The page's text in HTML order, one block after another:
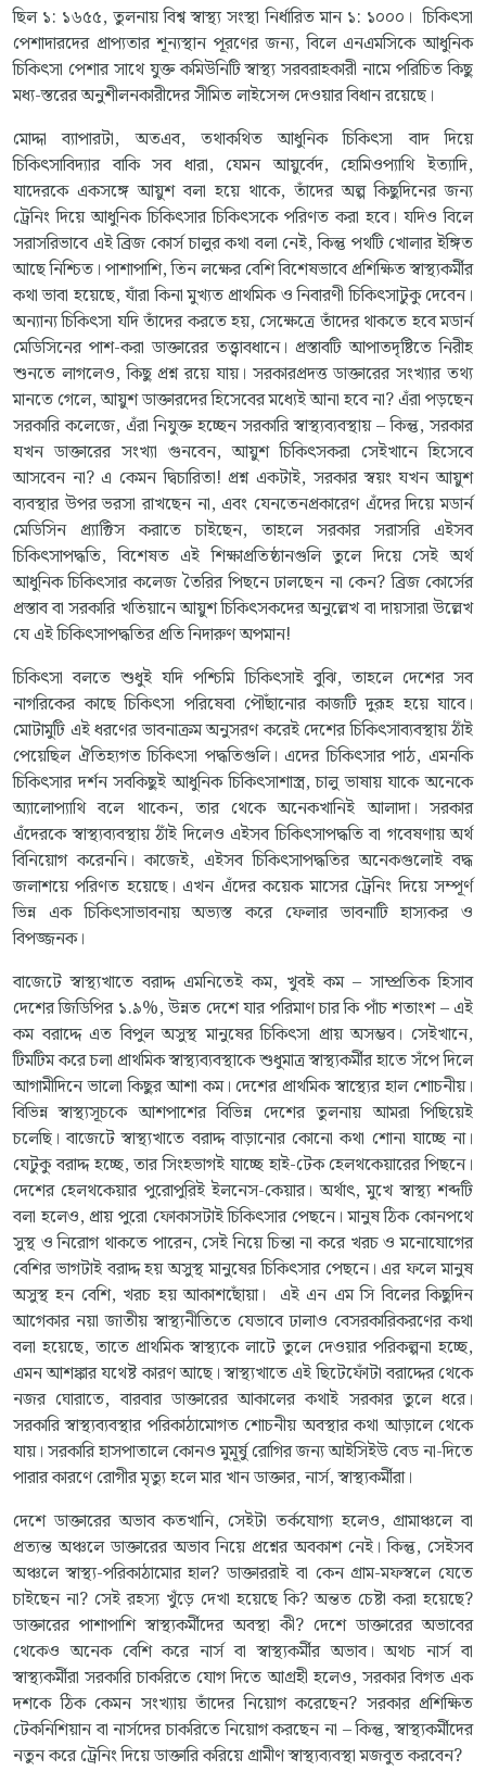
ছিল ১: ১৬৫৫, তুলনায় বিশ্ব স্বাস্থ্য সংস্থা নির্ধারিত মান ১: ১০০০। চিকিৎসা
পেশাদারদের প্রাপ্যতার শূন্যস্থান পূরণের জন্য, বিলে এনএমসিকে আধুনিক
চিকিৎসা পেশার সাথে যুক্ত কমিউনিটি স্বাস্থ্য সরবরাহকারী নামে পরিচিত কিছু
মধ্য-স্তরের অনুশীলনকারীদের সীমিত লাইসেন্স দেওয়ার বিধান রয়েছে।
মোদ্দা ব্যাপারটা, অতএব, তথাকথিত আধুনিক চিকিৎসা বাদ দিয়ে
চিকিৎসাবিদ্যার বাকি সব ধারা, যেমন আয়ুর্বেদ, হোমিওপ্যাথি ইত্যাদি,
যাদেরকে একসঙ্গে আয়ুশ বলা হয়ে থাকে, তাঁদের অল্প কিছুদিনের জন্য
ট্রেনিং দিয়ে আধুনিক চিকিৎসার চিকিৎসকে পরিণত করা হবে। যদিও বিলে
সরাসরিভাবে এই ব্রিজ কোর্স চালুর কথা বলা নেই, কিন্তু পথটি খোলার ইঙ্গিত
আছে নিশ্চিত। পাশাপাশি, তিন লক্ষের বেশি বিশেষভাবে প্রশিক্ষিত স্বাস্থ্যকর্মীর
কথা ভাবা হয়েছে, যাঁরা কিনা মুখ্যত প্রাথমিক ও নিবারণী চিকিৎসাটুকু দেবেন।
অন্যান্য চিকিৎসা যদি তাঁদের করতে হয়, সেক্ষেত্রে তাঁদের থাকতে হবে মডার্ন
মেডিসিনের পাশ-করা ডাক্তারের তত্ত্বাবধানে। প্রস্তাবটি আপাতদৃষ্টিতে নিরীহ
শুনতে লাগলেও, কিছু প্রশ্ন রয়ে যায়। সরকারপ্রদত্ত ডাক্তারের সংখ্যার তথ্য
মানতে গেলে, আয়ুশ ডাক্তারদের হিসেবের মধ্যেই আনা হবে না? এঁরা পড়ছেন
সরকারি কলেজে, এঁরা নিযুক্ত হচ্ছেন সরকারি স্বাস্থ্যব্যবস্থায় – কিন্তু, সরকার
যখন ডাক্তারের সংখ্যা গুনবেন, আয়ুশ চিকিৎসকরা সেইখানে হিসেবে
আসবেন না? এ কেমন দ্বিচারিতা! প্রশ্ন একটাই, সরকার স্বয়ং যখন আয়ুশ
ব্যবস্থার উপর ভরসা রাখছেন না, এবং যেনতেনপ্রকারেণ এঁদের দিয়ে মডার্ন
মেডিসিন প্র্যাক্টিস করাতে চাইছেন, তাহলে সরকার সরাসরি এইসব
চিকিৎসাপদ্ধতি, বিশেষত এই শিক্ষাপ্রতিষ্ঠানগুলি তুলে দিয়ে সেই অর্থ
আধুনিক চিকিৎসার কলেজ তৈরির পিছনে ঢালছেন না কেন? ব্রিজ কোর্সের
প্রস্তাব বা সরকারি খতিয়ানে আয়ুশ চিকিৎসকদের অনুল্লেখ বা দায়সারা উল্লেখ
যে এই চিকিৎসাপদ্ধতির প্রতি নিদারুণ অপমান!
চিকিৎসা বলতে শুধুই যদি পশ্চিমি চিকিৎসাই বুঝি, তাহলে দেশের সব
নাগরিকের কাছে চিকিৎসা পরিষেবা পৌঁছানোর কাজটি দুরূহ হয়ে যাবে।
মোটামুটি এই ধরণের ভাবনাক্রম অনুসরণ করেই দেশের চিকিৎসাব্যবস্থায় ঠাঁই
পেয়েছিল ঐতিহ্যগত চিকিৎসা পদ্ধতিগুলি। এদের চিকিৎসার পাঠ, এমনকি
চিকিৎসার দর্শন সবকিছুই আধুনিক চিকিৎসাশাস্ত্র, চালু ভাষায় যাকে অনেকে
অ্যালোপ্যাথি বলে থাকেন, তার থেকে অনেকখানিই আলাদা। সরকার
এঁদেরকে স্বাস্থ্যব্যবস্থায় ঠাঁই দিলেও এইসব চিকিৎসাপদ্ধতি বা গবেষণায় অর্থ
বিনিয়োগ করেননি। কাজেই, এইসব চিকিৎসাপদ্ধতির অনেকগুলোই বদ্ধ
জলাশয়ে পরিণত হয়েছে। এখন এঁদের কয়েক মাসের ট্রেনিং দিয়ে সম্পূর্ণ
ভিন্ন এক চিকিৎসাভাবনায় অভ্যস্ত করে ফেলার ভাবনাটি হাস্যকর ও
বিপজ্জনক।
বাজেটে স্বাস্থ্যখাতে বরাদ্দ এমনিতেই কম, খুবই কম – সাম্প্রতিক হিসাব
দেশের জিডিপির ১.৯%, উন্নত দেশে যার পরিমাণ চার কি পাঁচ শতাংশ – এই
কম বরাদ্দে এত বিপুল অসুস্থ মানুষের চিকিৎসা প্রায় অসম্ভব। সেইখানে,
টিমটিম করে চলা প্রাথমিক স্বাস্থ্যব্যবস্থাকে শুধুমাত্র স্বাস্থ্যকর্মীর হাতে সঁপে দিলে
আগামীদিনে ভালো কিছুর আশা কম। দেশের প্রাথমিক স্বাস্থ্যের হাল শোচনীয়।
বিভিন্ন স্বাস্থ্যসূচকে আশপাশের বিভিন্ন দেশের তুলনায় আমরা পিছিয়েই
চলেছি। বাজেটে স্বাস্থ্যখাতে বরাদ্দ বাড়ানোর কোনো কথা শোনা যাচ্ছে না।
যেটুকু বরাদ্দ হচ্ছে, তার সিংহভাগই যাচ্ছে হাই-টেক হেলথকেয়ারের পিছনে।
দেশের হেলথকেয়ার পুরোপুরিই ইলনেস-কেয়ার। অর্থাৎ, মুখে স্বাস্থ্য শব্দটি
বলা হলেও, প্রায় পুরো ফোকাসটাই চিকিৎসার পেছনে। মানুষ ঠিক কোনপথে
সুস্থ ও নিরোগ থাকতে পারেন, সেই নিয়ে চিন্তা না করে খরচ ও মনোযোগের
বেশির ভাগটাই বরাদ্দ হয় অসুস্থ মানুষের চিকিৎসার পেছনে। এর ফলে মানুষ
অসুস্থ হন বেশি, খরচ হয় আকাশছোঁয়া। এই এন এম সি বিলের কিছুদিন
আগেকার নয়া জাতীয় স্বাস্থ্যনীতিতে যেভাবে ঢালাও বেসরকারিকরণের কথা
বলা হয়েছে, তাতে প্রাথমিক স্বাস্থ্যকে লাটে তুলে দেওয়ার পরিকল্পনা হচ্ছে,
এমন আশঙ্কার যথেষ্ট কারণ আছে। স্বাস্থ্যখাতে এই ছিটেফোঁটা বরাদ্দের থেকে
নজর ঘোরাতে, বারবার ডাক্তারের আকালের কথাই সরকার তুলে ধরে।
সরকারি স্বাস্থ্যব্যবস্থার পরিকাঠামোগত শোচনীয় অবস্থার কথা আড়ালে থেকে
যায়। সরকারি হাসপাতালে কোনও মুমূর্ষু রোগির জন্য আইসিইউ বেড না-দিতে
পারার কারণে রোগীর মৃত্যু হলে মার খান ডাক্তার, নার্স, স্বাস্থ্যকর্মীরা।
দেশে ডাক্তারের অভাব কতখানি, সেইটা তর্কযোগ্য হলেও, গ্রামাঞ্চলে বা
প্রত্যন্ত অঞ্চলে ডাক্তারের অভাব নিয়ে প্রশ্নের অবকাশ নেই। কিন্তু, সেইসব
অঞ্চলে স্বাস্থ্য-পরিকাঠামোর হাল? ডাক্তাররাই বা কেন গ্রাম-মফস্বলে যেতে
চাইছেন না? সেই রহস্য খুঁড়ে দেখা হয়েছে কি? অন্তত চেষ্টা করা হয়েছে?
ডাক্তারের পাশাপাশি স্বাস্থ্যকর্মীদের অবস্থা কী? দেশে ডাক্তারের অভাবের
থেকেও অনেক বেশি করে নার্স বা স্বাস্থ্যকর্মীর অভাব। অথচ নার্স বা
স্বাস্থ্যকর্মীরা সরকারি চাকরিতে যোগ দিতে আগ্রহী হলেও, সরকার বিগত এক
দশকে ঠিক কেমন সংখ্যায় তাঁদের নিয়োগ করেছেন? সরকার প্রশিক্ষিত
টেকনিশিয়ান বা নার্সদের চাকরিতে নিয়োগ করছেন না – কিন্তু, স্বাস্থ্যকর্মীদের
নতুন করে ট্রেনিং দিয়ে ডাক্তারি করিয়ে গ্রামীণ স্বাস্থ্যব্যবস্থা মজবুত করবেন?